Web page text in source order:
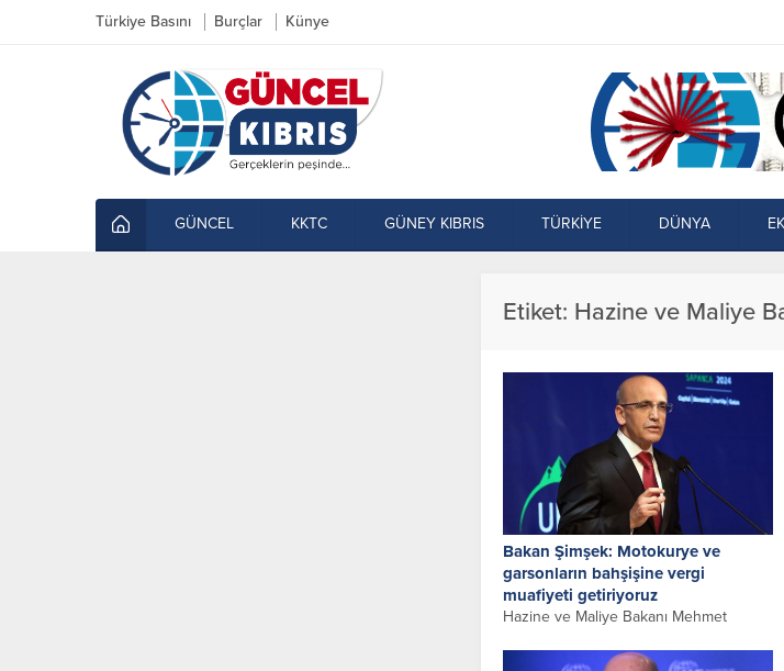
Türkiye Basını Burçlar Künye
GÜNCEL KKTC GÜNEY KIBRIS TÜRKİYE DÜNYA
Etiket: Hazine ve Maliye
Bakan Şimşek: Motokurye ve
garsonların bahşişine vergi
muafiyeti getiriyoruz
Hazine ve Maliye Bakanı Mehmet
yönelik olarak verilen bahşişlerden KDV